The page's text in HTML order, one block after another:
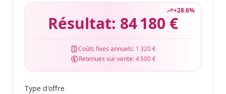
+28.6%
Résultat: 84 180 €
Coûts fixes annuels: 1 320 €
Retenues sur vente:4 500 €
Type d'offre